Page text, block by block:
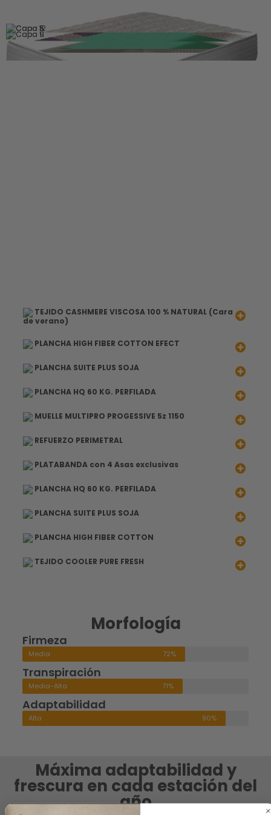
TEJIDO CASHMERE VISCOSA 100 % NATURAL (Cara
de verano)
PLANCHA HIGH FIBER COTTON EFECT
PLANCHA SUITE PLUS SOJA
PLANCHA HQ 60 KG. PERFILADA
MUELLE MULTIPRO PROGESSIVE 5z 1150
REFUERZO PERIMETRAL
PLATABANDA con 4 Asas exclusivas
PLANCHA HQ 60 KG. PERFILADA
PLANCHA SUITE PLUS SOJA
PLANCHA HIGH FIBER COTTON
TEJIDO COOLER PURE FRESH
Morfología
Firmeza
Media 72%
Transpiración
Media-Alta 71%
Adaptabilidad
Alta 90%
Máxima adaptabilidad y
frescura en cada estación del
año